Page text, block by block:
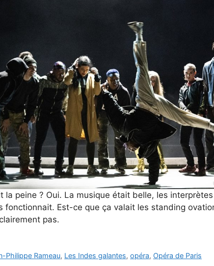
la peine ? Oui. La musique était belle, les
fonctionnait. Est-ce que ça valait les standing
pas.
Philippe Rameau, Les Indes galantes,opéra, Opéra de Paris